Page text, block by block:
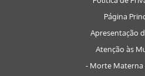
Página
Apresentação
Atenção às
- Morte Materna